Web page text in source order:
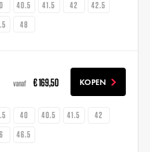
40.5 41.5 42
42.5
48
vanaf € 169,50 KOPEN
40 40.5 41.5
42
46.5